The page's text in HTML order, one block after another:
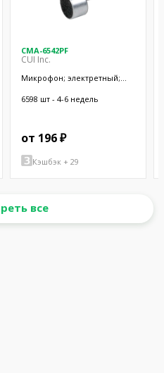
CMA-6542PF
CUI Inc.
Микрофон; электретный;
Ø9,4x6,5мм; SMT
6598 шт - 4-6 недель
от 196 ₽
Кэшбэк + 29
все